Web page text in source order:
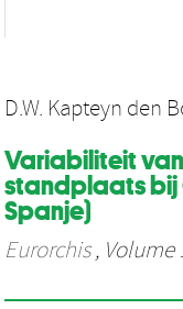
D.W. Kapteyn den
Variabiliteit
standplaats bij
Spanje)
Eurorchis, Volume